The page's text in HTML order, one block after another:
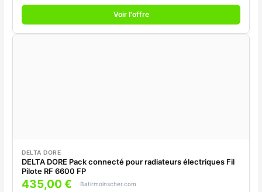
Voir l'offre
DELTA DORE
DELTA DORE Pack connecté pour radiateurs électriques Fil
Pilote RF 6600 FP
435,00 € Batirmoinscher.com